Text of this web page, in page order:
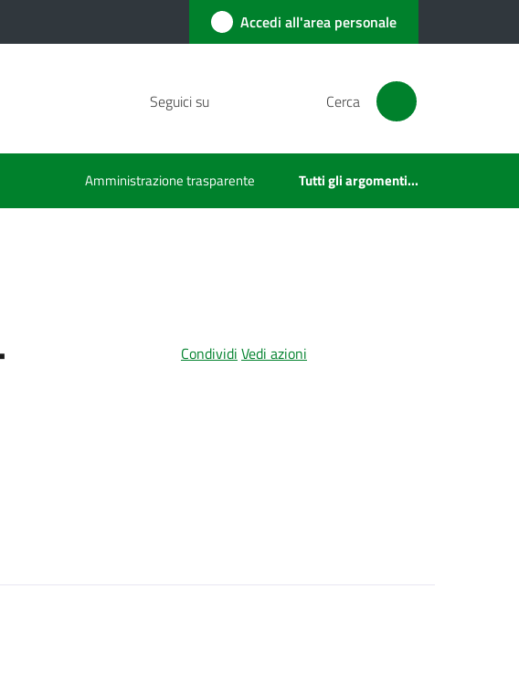
Accedi all'area personale
Seguici su Cerca
Amministrazione trasparente Tutti gli argomenti...
Condividi Vedi azioni